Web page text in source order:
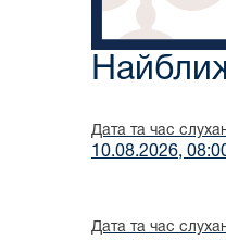
Дата та час
10.08.2026,
Дата та час